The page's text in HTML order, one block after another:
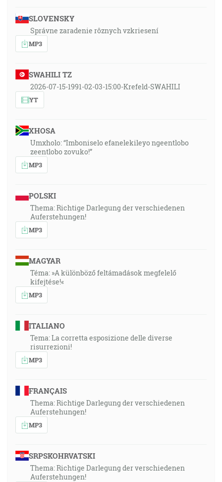
SLOVENSKY
Správne zaradenie rôznych vzkriesení
MP3
SWAHILI TZ
2026-07-15-1991-02-03-15:00-Krefeld-SWAHILI
YT
XHOSA
Umxholo: “Imboniselo efanelekileyo ngeentlobo
zeentlobo zovuko!”
MP3
POLSKI
Thema: Richtige Darlegung der verschiedenen
Auferstehungen!
MP3
MAGYAR
Téma: »A különböző feltámadások megfelelő
kifejtése!«
MP3
ITALIANO
Tema: La corretta esposizione delle diverse
risurrezioni!
MP3
FRANÇAIS
Thema: Richtige Darlegung der verschiedenen
Auferstehungen!
MP3
SRPSKOHRVATSKI
Thema: Richtige Darlegung der verschiedenen
Auferstehungen!